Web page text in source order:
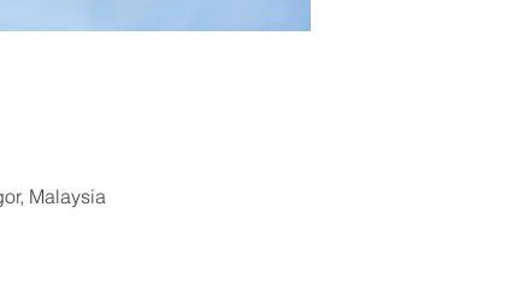
Malaysia